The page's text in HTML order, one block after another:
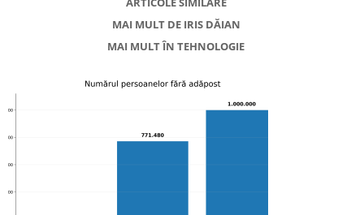
MAI MULT DE IRIS DĂIAN
MAI MULT ÎN TEHNOLOGIE